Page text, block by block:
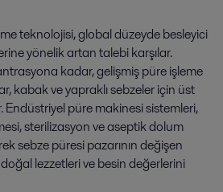
teknolojisi, global düzeyde besleyici
yönelik artan talebi karşılar.
kadar, gelişmiş püre işleme
kabak ve yapraklı sebzeler için üst
püre makinesi sistemleri,
sterilizasyon ve aseptik dolum
sebze püresi pazarının değişen
lezzetleri ve besin değerlerini